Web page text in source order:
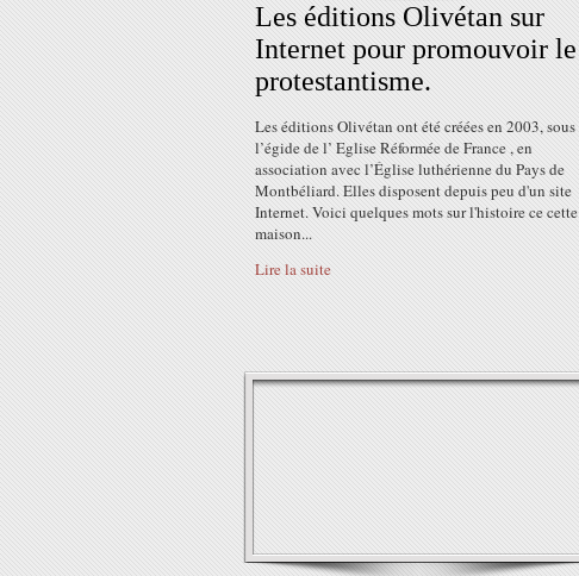
Les éditions Olivétan sur
Internet pour promouvoir le
protestantisme.
Les éditions Olivétan ont été créées en 2003, sous
l’égide de l’ Eglise Réformée de France , en
association avec l’Église luthérienne du Pays de
Montbéliard. Elles disposent depuis peu d'un site
Internet. Voici quelques mots sur l'histoire ce cette
maison...
Lire la suite